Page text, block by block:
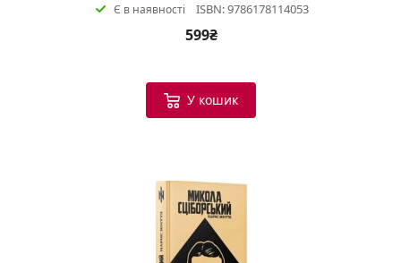
Є в наявності ISBN: 9786178114053
599₴
У кошик